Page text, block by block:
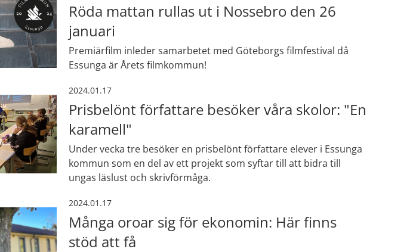
Röda mattan rullas ut i Nossebro den 26
januari
Premiärfilm inleder samarbetet med Göteborgs filmfestival då
Essunga är Årets filmkommun!
2024.01.17
Prisbelönt författare besöker våra skolor: "En
karamell"
Under vecka tre besöker en prisbelönt författare elever i Essunga
kommun som en del av ett projekt som syftar till att bidra till
ungas läslust och skrivförmåga.
2024.01.17
Många oroar sig för ekonomin: Här finns
stöd att få